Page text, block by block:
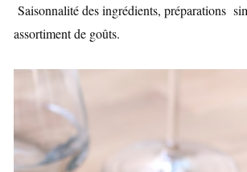
Saisonnalité des ingrédients, préparations
assortiment de goûts.